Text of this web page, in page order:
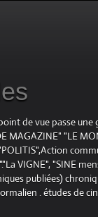
de vue passe
"LE
VIGNE", "SINE
publiées)
. études de